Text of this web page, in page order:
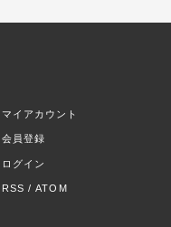
マイアカウント
会員登録
ログイン
RSS /ATOM